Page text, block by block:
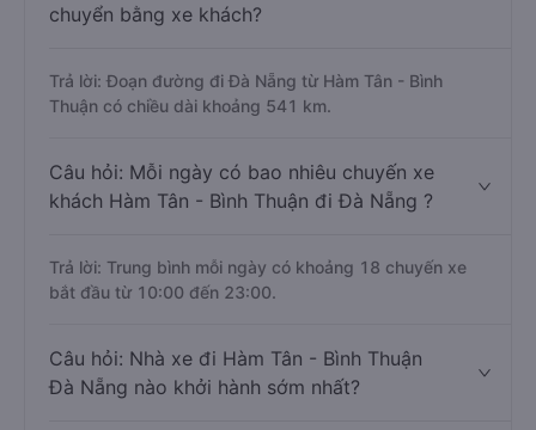
chuyển bằng xe khách?
Trả lời: Đoạn đường đi Đà Nẵng từ Hàm Tân - Bình
Thuận có chiều dài khoảng 541 km.
Câu hỏi: Mỗi ngày có bao nhiêu chuyến xe
khách Hàm Tân - Bình Thuận đi Đà Nẵng ?
Trả lời: Trung bình mỗi ngày có khoảng 18 chuyến xe
bắt đầu từ 10:00 đến 23:00.
Câu hỏi: Nhà xe đi Hàm Tân - Bình Thuận
Đà Nẵng nào khởi hành sớm nhất?